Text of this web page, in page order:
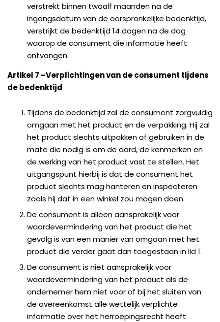
verstrekt binnen twaalf maanden na de
ingangsdatum van de oorspronkelijke bedenktijd,
verstrijkt de bedenktijd 14 dagen na de dag
waarop de consument die informatie heeft
ontvangen.
Artikel 7 –Verplichtingen van de consument tijdens
de bedenktijd
Tijdens de bedenktijd zal de consument zorgvuldig
omgaan met het product en de verpakking. Hij zal
het product slechts uitpakken of gebruiken in de
mate die nodig is om de aard, de kenmerken en
de werking van het product vast te stellen. Het
uitgangspunt hierbij is dat de consument het
product slechts mag hanteren en inspecteren
zoals hij dat in een winkel zou mogen doen.
De consument is alleen aansprakelijk voor
waardevermindering van het product die het
gevolg is van een manier van omgaan met het
product die verder gaat dan toegestaan in lid 1.
De consument is niet aansprakelijk voor
waardevermindering van het product als de
ondernemer hem niet voor of bij het sluiten van
de overeenkomst alle wettelijk verplichte
informatie over het herroepingsrecht heeft